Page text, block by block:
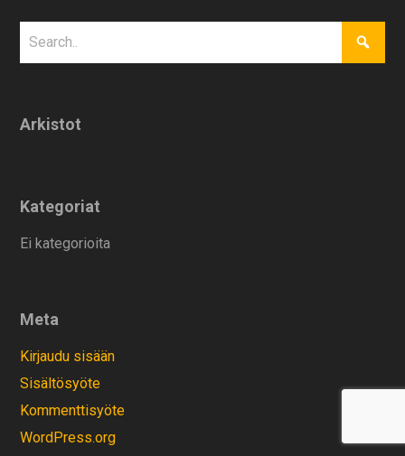
Arkistot
Kategoriat
Ei kategorioita
Meta
Kirjaudu sisään
Sisältösyöte
Kommenttisyöte
WordPress.org